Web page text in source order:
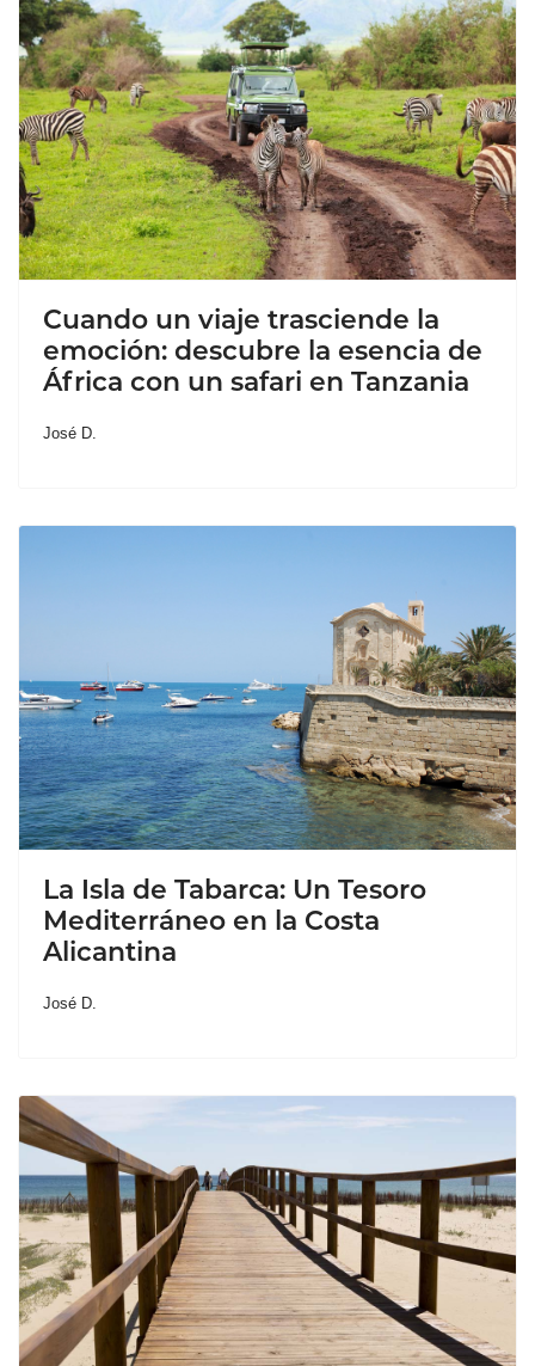
Cuando un viaje trasciende la
emoción: descubre la esencia de
África con un safari en Tanzania
José D.
La Isla de Tabarca: Un Tesoro
Mediterráneo en la Costa
Alicantina
José D.